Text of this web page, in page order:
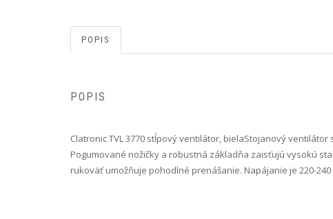
POPIS
POPIS
Clatronic TVL 3770 stĺpový ventilátor, biela Stojanový
Pogumované nožičky a robustná základňa zaisťujú vysokú
rukoväť umožňuje pohodlné prenášanie. Napájanie je 220-240